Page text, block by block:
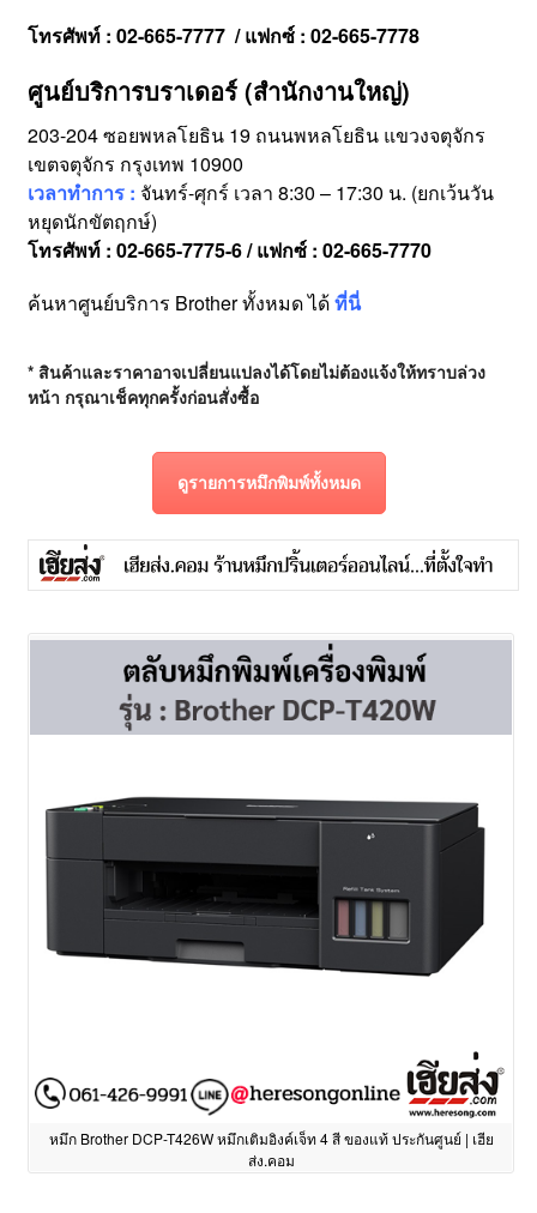
โทรศัพท์ : 02-665-7777 / แฟกซ์ : 02-665-7778
ศูนย์บริการบราเดอร์ (สำนักงานใหญ่)
203-204 ซอยพหลโยธิน 19 ถนนพหลโยธิน แขวงจตุจักร
เขตจตุจักร กรุงเทพ 10900
เวลาทำการ : จันทร์-ศุกร์ เวลา 8:30 – 17:30 น. (ยกเว้นวัน
หยุดนักขัตฤกษ์)
โทรศัพท์ : 02-665-7775-6 / แฟกซ์ : 02-665-7770
ค้นหาศูนย์บริการ Brother ทั้งหมด ได้ที่นี่
* สินค้าและราคาอาจเปลี่ยนแปลงได้โดยไม่ต้องแจ้งให้ทราบล่วง
หน้า กรุณาเช็คทุกครั้งก่อนสั่งซื้อ
ดูรายการหมึกพิมพ์ทั้งหมด
หมึก Brother DCP-T426W หมึกเติมอิงค์เจ็ท 4 สี ของแท้ ประกันศูนย์ | เฮีย
ส่ง.คอม